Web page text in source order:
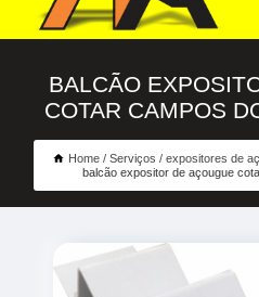
BALCÃO
COTAR CAMPOS
Home Serviços expositores de
balcão expositor de açougue